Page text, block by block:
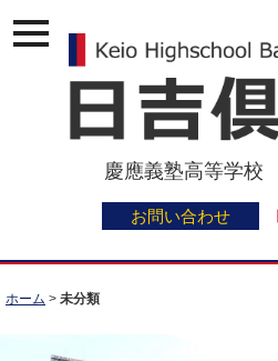
ナ
ビ
慶應義塾高等学
お問い合わせ
ホーム > 未分類